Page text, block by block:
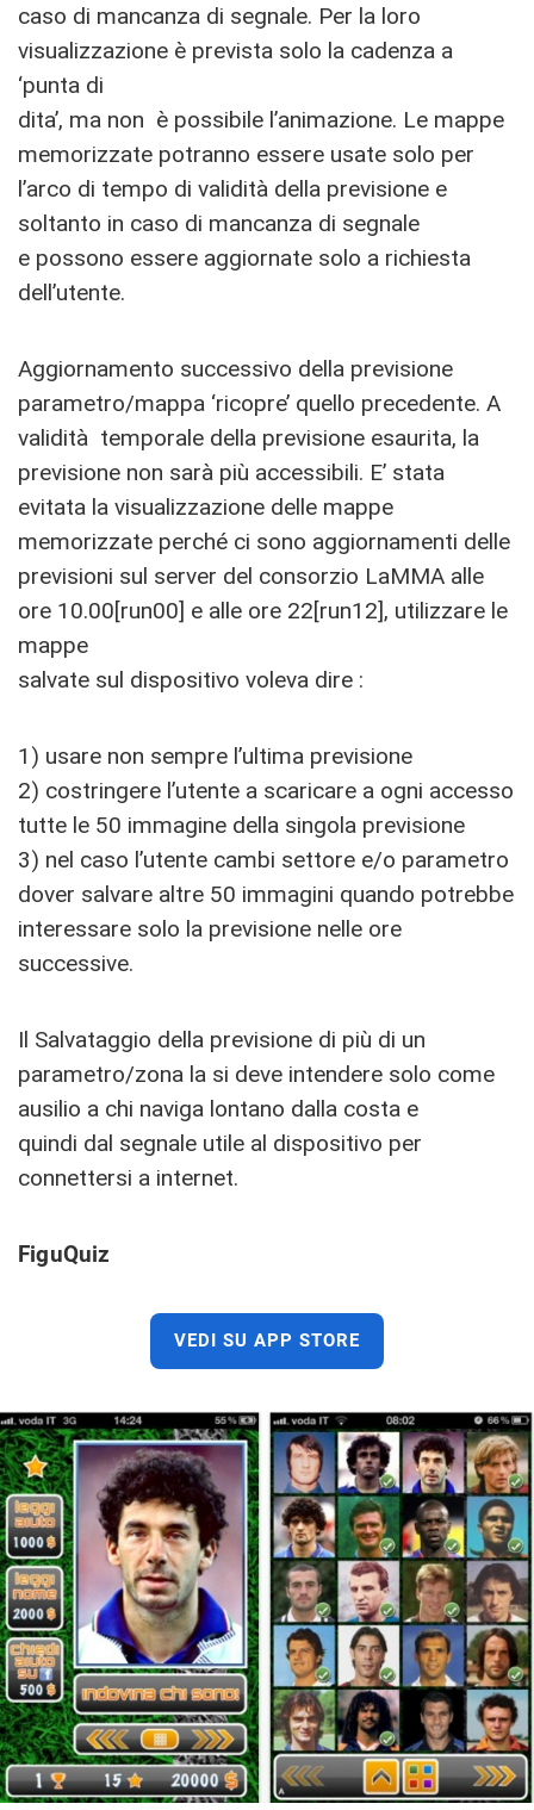
caso di mancanza di segnale. Per la loro
visualizzazione è prevista solo la cadenza a
‘punta di
dita’, ma non è possibile l’animazione. Le mappe
memorizzate potranno essere usate solo per
l’arco di tempo di validità della previsione e
soltanto in caso di mancanza di segnale
e possono essere aggiornate solo a richiesta
dell’utente.
Aggiornamento successivo della previsione
parametro/mappa ‘ricopre’ quello precedente. A
validità temporale della previsione esaurita, la
previsione non sarà più accessibili. E’ stata
evitata la visualizzazione delle mappe
memorizzate perché ci sono aggiornamenti delle
previsioni sul server del consorzio LaMMA alle
ore 10.00[run00] e alle ore 22[run12], utilizzare le
mappe
salvate sul dispositivo voleva dire :
1) usare non sempre l’ultima previsione
2) costringere l’utente a scaricare a ogni accesso
tutte le 50 immagine della singola previsione
3) nel caso l’utente cambi settore e/o parametro
dover salvare altre 50 immagini quando potrebbe
interessare solo la previsione nelle ore
successive.
Il Salvataggio della previsione di più di un
parametro/zona la si deve intendere solo come
ausilio a chi naviga lontano dalla costa e
quindi dal segnale utile al dispositivo per
connettersi a internet.
FiguQuiz
VEDI SU APP STORE